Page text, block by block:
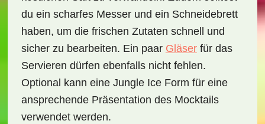
du ein scharfes Messerund ein Schneidebrett
haben, um die frischen Zutaten schnell und
sicher zu bearbeiten. Ein paar Gläserfür das
Servieren dürfen ebenfalls nicht fehlen.
Optional kann eine Jungle Ice Form für eine
ansprechende Präsentation des Mocktails
verwendet werden.